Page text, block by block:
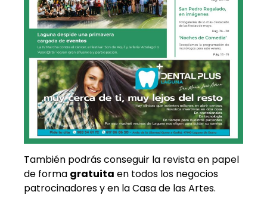
También podrás conseguir la revista en papel
de forma gratuita en todos los negocios
patrocinadores y en la Casa de las Artes.